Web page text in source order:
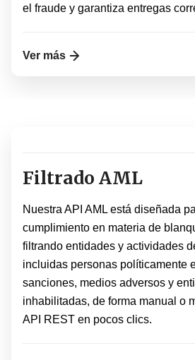
el fraude y garantiza entregas
Ver más
Filtrado AML
Nuestra API AML está diseñada
cumplimiento en materia de
filtrando entidades y actividades
incluidas personas políticamente
sanciones, medios adversos y
inhabilitadas, de forma manual o
API REST en pocos clics.